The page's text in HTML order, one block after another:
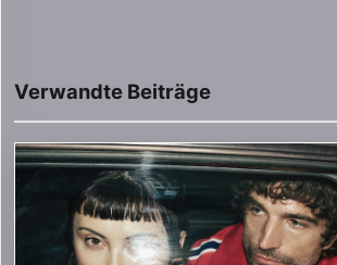
Video im Beitrag abspielen
Verwandte Beiträge